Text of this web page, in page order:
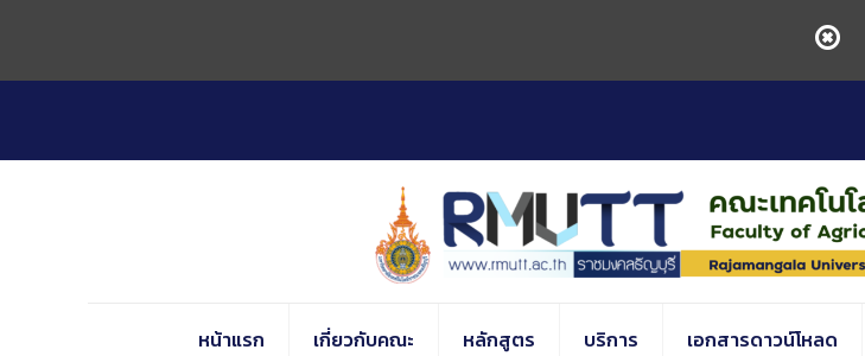
Content
หน้าแรก เกี่ยวกับคณะ หลักสูตร บริการ เอกสารดาวน์โหลด